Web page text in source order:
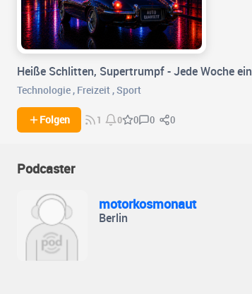
Heiße Schlitten, Supertrumpf - Jede Woche
Technologie , Freizeit ,Sport
Folgen 1 0 0 0 0
Podcaster
motorkosmonaut
Berlin